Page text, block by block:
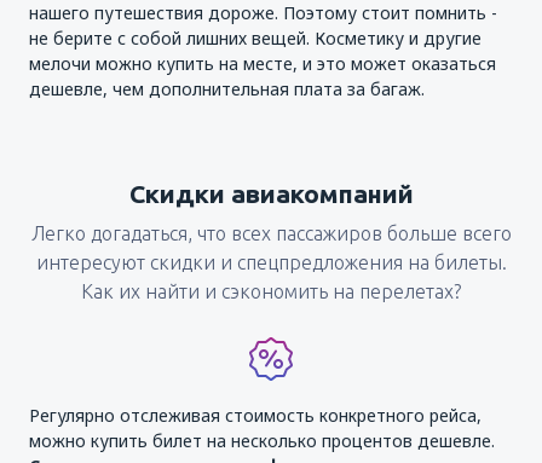
нашего путешествия дороже. Поэтому стоит помнить -
не берите с собой лишних вещей. Косметику и другие
мелочи можно купить на месте, и это может оказаться
дешевле, чем дополнительная плата за багаж.
Скидки авиакомпаний
Легко догадаться, что всех пассажиров больше всего
интересуют скидки и спецпредложения на билеты.
Как их найти и сэкономить на перелетах?
Регулярно отслеживая стоимость конкретного рейса,
можно купить билет на несколько процентов дешевле.